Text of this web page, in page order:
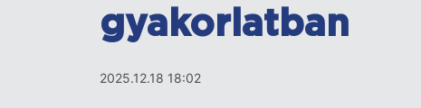
gyakorlatban
2025.12.18 18:02